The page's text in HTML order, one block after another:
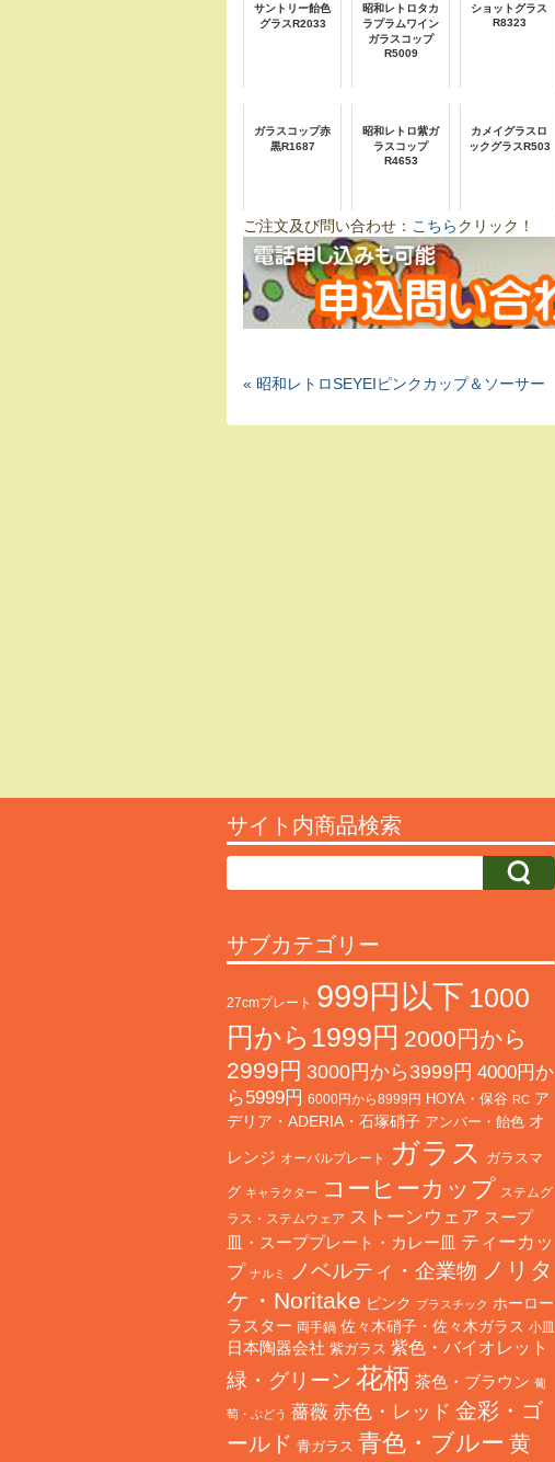
サントリー飴色
グラスR2033
昭和レトロタカ
ラプラムワイン
ガラスコップ
R5009
ショットグラス
R8323
ガラスコップ赤
黒R1687
昭和レトロ紫ガ
ラスコップ
R4653
カメイグラスロ
ックグラスR503
ご注文及び問い合わせ： こちらクリック！
« 昭和レトロSEYEIピンクカップ＆ソーサー
サイト内商品検索
サブカテゴリー
27cmプレート 999円以下 1000
円から1999円 2000円から
2999円 3000円から3999円 4000円か
ら5999円 6000円から8999円 HOYA・保谷 RC ア
デリア・ADERIA・石塚硝子 アンバー・飴色 オ
レンジ オーバルプレート ガラス ガラスマ
グ キャラクター コーヒーカップ ステムグ
ラス・ステムウェア ストーンウェア スープ
皿・スーププレート・カレー皿 ティーカッ
プ ナルミ ノベルティ・企業物 ノリタ
ケ・Noritake ピンク プラスチック ホーロー
ラスター 両手鍋 佐々木硝子・佐々木ガラス 小皿
日本陶器会社 紫ガラス 紫色・バイオレット
緑・グリーン 花柄 茶色・ブラウン 葡
萄・ぶどう 薔薇 赤色・レッド 金彩・ゴ
ールド 青ガラス 青色・ブルー 黄